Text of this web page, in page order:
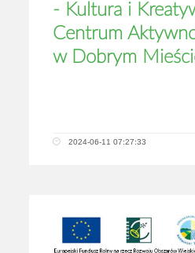
- Kultura i
Centrum
w Dobrym
2024-06-11 07:27:33